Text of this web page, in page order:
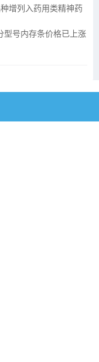
增列入药用类精神药
型号内存条价格已上涨